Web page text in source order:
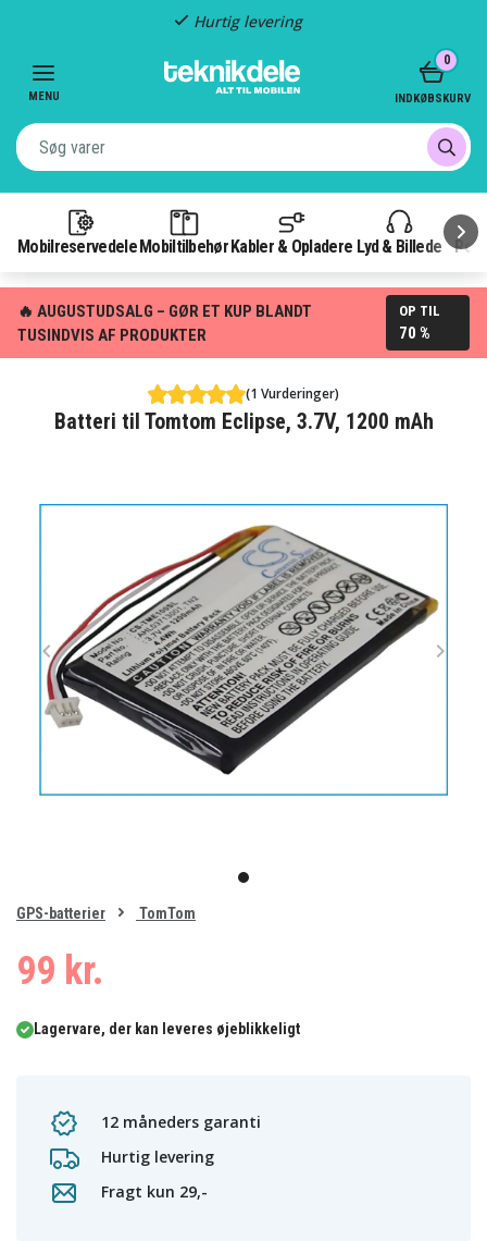
Hurtig levering
MENU
Mobilreservedele Mobiltilbehør Kabler & Opladere Lyd & Billede
0
INDKØBSKURV
🔥 AUGUSTUDSALG – GØR ET KUP BLANDT
TUSINDVIS AF PRODUKTER
OP TIL
70 %
(1 Vurderinger)
Batteri til Tomtom Eclipse, 3.7V, 1200 mAh
item
of
GPS-batterier TomTom
99 kr.
Lagervare, der kan leveres øjeblikkeligt
12 måneders garanti
Hurtig levering
Fragt kun 29,-